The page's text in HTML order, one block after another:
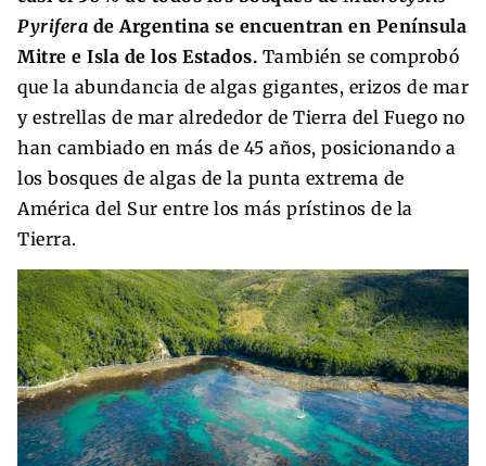
Pyrifera de Argentina se encuentran en Península
Mitre e Isla de los Estados. También se comprobó
que la abundancia de algas gigantes, erizos de mar
y estrellas de mar alrededor de Tierra del Fuego no
han cambiado en más de 45 años, posicionando a
los bosques de algas de la punta extrema de
América del Sur entre los más prístinos de la
Tierra.